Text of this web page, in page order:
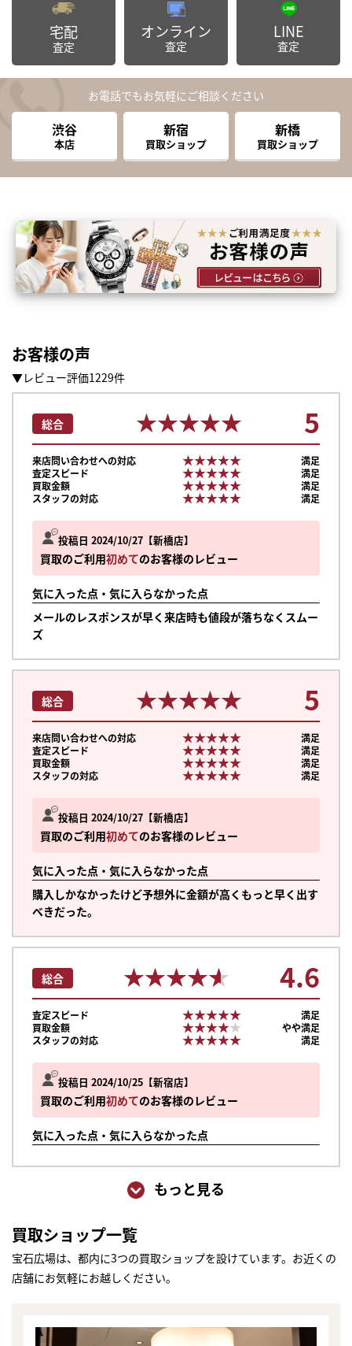
宅配
査定
オンライン
査定
LINE
査定
お電話でもお気軽にご相談ください
渋谷
本店
新宿
買取ショップ
新橋
買取ショップ
お客様の声
▼レビュー評価1229件
投稿日 2024/10/27 新橋店
買取のご利用初めてのお客様のレビュー
気に入った点・気に入らなかった点
メールのレスポンスが早く来店時も値段が落ちなくスムー
ズ
総合 ★★★★★
★★★★★ 5
来店問い合わせへの対応 ★★★★★
★★★★★
満足
査定スピード
★★★★★
★★★★★
満足
買取金額
★★★★★
★★★★★
満足
スタッフの対応
★★★★★
★★★★★ 満足
投稿日 2024/10/27 新橋店
買取のご利用初めてのお客様のレビュー
気に入った点・気に入らなかった点
購入しかなかったけど予想外に金額が高くもっと早く出す
べきだった。
総合 ★★★★★
★★★★★ 5
来店問い合わせへの対応 ★★★★★
★★★★★
満足
査定スピード
★★★★★
★★★★★
満足
買取金額
★★★★★
★★★★★
満足
スタッフの対応
★★★★★
★★★★★ 満足
投稿日 2024/10/25 新宿店
買取のご利用初めてのお客様のレビュー
気に入った点・気に入らなかった点
総合 ★★★★★
★★★★★ 4.6
査定スピード ★★★★★
★★★★★
満足
買取金額
★★★★★
★★★★★
やや満足
スタッフの対応
★★★★★
★★★★★ 満足
もっと見る
買取ショップ一覧
宝石広場は、都内に3つの買取ショップを設けています。お近くの
店舗にお気軽にお越しください。